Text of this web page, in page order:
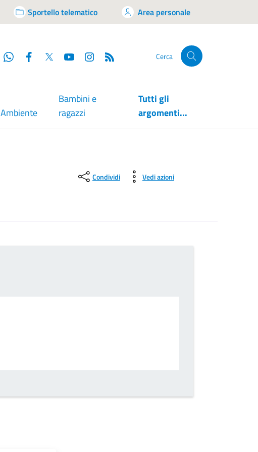
Sportello telematico Area personale
WhatsappFacebook
Twitter YouTube Cerca
Ambiente
Bambini e
ragazzi
Tutti gli
argomenti...
Condividi Vedi azioni